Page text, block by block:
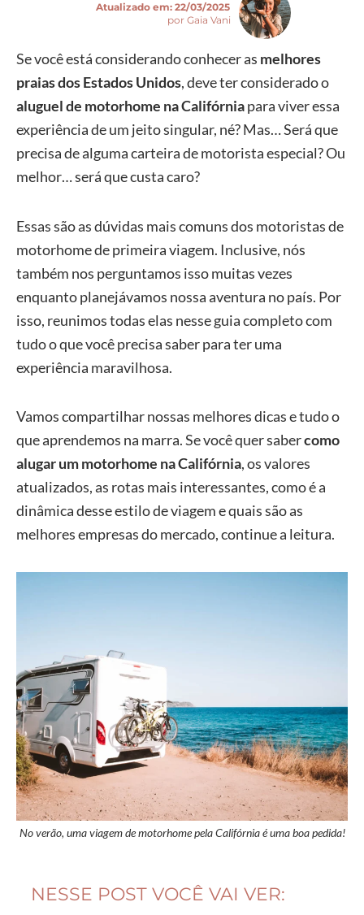
Atualizado em: 22/03/2025
por Gaia Vani
Se você está considerando conhecer as melhores
praias dos Estados Unidos, deve ter considerado o
aluguel de motorhome na Califórniapara viver essa
experiência de um jeito singular, né? Mas… Será que
precisa de alguma carteira de motorista especial? Ou
melhor… será que custa caro?
Essas são as dúvidas mais comuns dos motoristas de
motorhome de primeira viagem. Inclusive, nós
também nos perguntamos isso muitas vezes
enquanto planejávamos nossa aventura no país. Por
isso, reunimos todas elas nesse guia completo com
tudo o que você precisa saber para ter uma
experiência maravilhosa.
Vamos compartilhar nossas melhores dicas e tudo o
que aprendemos na marra. Se você quer sabercomo
alugar um motorhome na Califórnia, os valores
atualizados, as rotas mais interessantes, como é a
dinâmica desse estilo de viagem e quais são as
melhores empresas do mercado, continue a leitura.
No verão, uma viagem de motorhome pela Califórnia é uma boa pedida!
NESSE POST VOCÊ VAI VER: